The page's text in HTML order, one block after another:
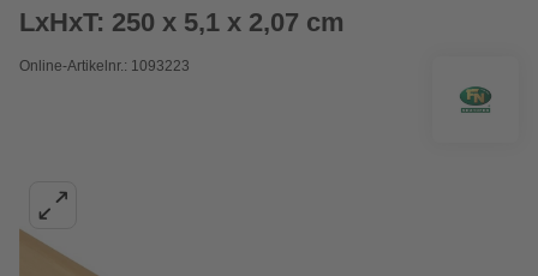
LxHxT: 250 x 5,1 x 2,07 cm
Online-Artikelnr.: 1093223